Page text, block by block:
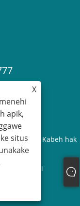
Co Ltd. Kabeh hak
Privasi
X
apik,
situs